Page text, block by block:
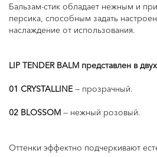
Бальзам-стик обладает нежным и
персика, способным задать
наслаждение от использования.
LIP TENDER BALM представлен в
01 CRYSTALLINE— прозрачный.
02 BLOSSOM — нежный розовый.
Оттенки эффектно подчеркивают